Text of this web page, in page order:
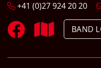
+41 (0)27 924 20 20
BAND